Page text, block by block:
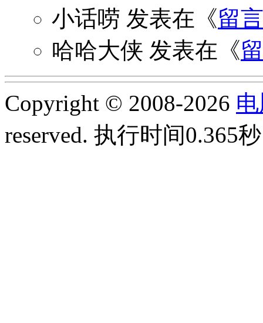
小话唠 发表在《留
哈哈大侠 发表在《
Copyright © 2008-2026
reserved. 执行时间0.365秒